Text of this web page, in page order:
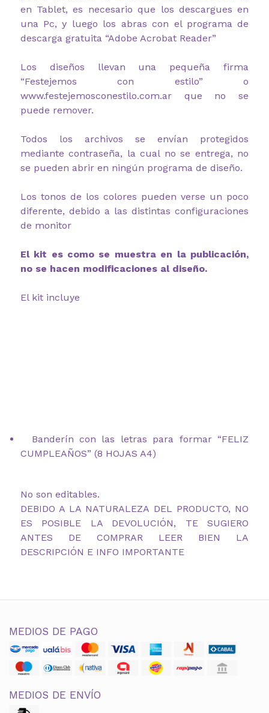
en Tablet, es necesario que los descargues en
una Pc, y luego los abras con el programa de
descarga gratuita “Adobe Acrobat Reader”
Los diseños llevan una pequeña firma
“Festejemos con estilo” o
www.festejemosconestilo.com.ar que no se
puede remover.
Todos los archivos se envían protegidos
mediante contraseña, la cual no se entrega, no
se pueden abrir en ningún programa de diseño.
Los tonos de los colores pueden verse un poco
diferente, debido a las distintas configuraciones
de monitor
El kit es como se muestra en la publicación,
no se hacen modificaciones al diseño.
El kit incluye
Banderín con las letras para formar “FELIZ
CUMPLEAÑOS” (8 HOJAS A4)
No son editables.
DEBIDO A LA NATURALEZA DEL PRODUCTO, NO
ES POSIBLE LA DEVOLUCIÓN, TE SUGIERO
ANTES DE COMPRAR LEER BIEN LA
DESCRIPCIÓN E INFO IMPORTANTE
MEDIOS DE PAGO
MEDIOS DE ENVÍO